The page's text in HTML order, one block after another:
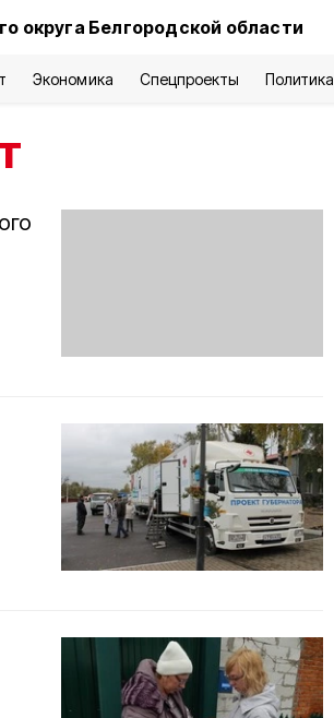
округа Белгородской области
Экономика Спецпроекты Политика